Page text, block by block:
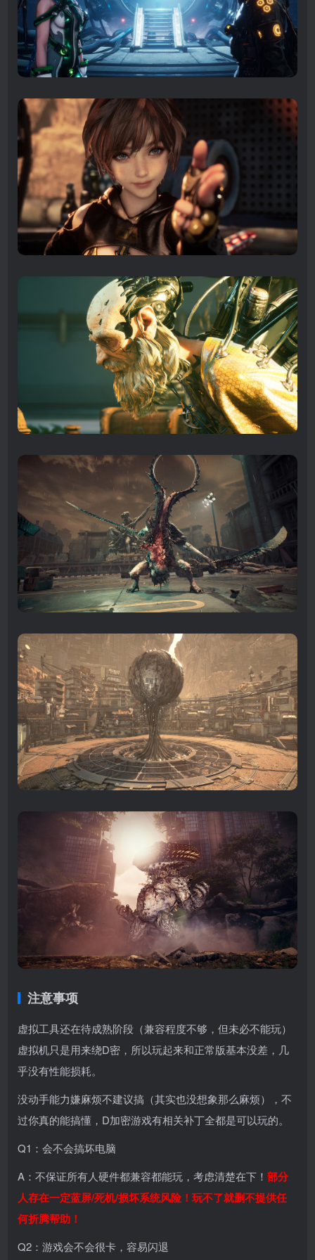
注意事项
虚拟工具还在待成熟阶段（兼容程度不够，但未必不能玩）
虚拟机只是用来绕D密，所以玩起来和正常版基本没差，几
乎没有性能损耗。
没动手能力嫌麻烦不建议搞（其实也没想象那么麻烦），不
过你真的能搞懂，D加密游戏有相关补丁全都是可以玩的。
Q1：会不会搞坏电脑
A：不保证所有人硬件都兼容都能玩，考虑清楚在下！部分
人存在一定蓝屏/死机/损坏系统风险！玩不了就删不提供任
何折腾帮助！
Q2：游戏会不会很卡，容易闪退